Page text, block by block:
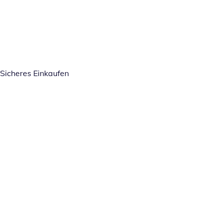
Sicheres Einkaufen